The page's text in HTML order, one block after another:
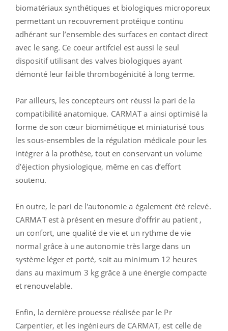
biomatériaux synthétiques et biologiques microporeux
permettant un recouvrement protéique continu
adhérant sur l’ensemble des surfaces en contact direct
avec le sang. Ce coeur artifciel est aussi le seul
dispositif utilisant des valves biologiques ayant
démonté leur faible thrombogénicité à long terme.
Par ailleurs, les concepteurs ont réussi la pari de la
compatibilité anatomique. CARMAT a ainsi optimisé la
forme de son cœur biomimétique et miniaturisé tous
les sous-ensembles de la régulation médicale pour les
intégrer à la prothèse, tout en conservant un volume
d’éjection physiologique, même en cas d’effort
soutenu.
En outre, le pari de l'autonomie a également été relevé.
CARMAT est à présent en mesure d'offrir au patient ,
un confort, une qualité de vie et un rythme de vie
normal grâce à une autonomie très large dans un
système léger et porté, soit au minimum 12 heures
dans au maximum 3 kg grâce à une énergie compacte
et renouvelable.
Enfin, la dernière prouesse réalisée par le Pr
Carpentier, et les ingénieurs de CARMAT, est celle de